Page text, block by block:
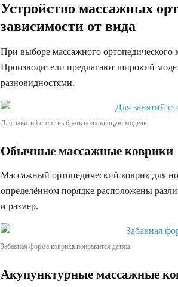
Устройство массажных
зависимости от вида
При выборе массажного ортопедического
Производители предлагают широкий
разновидностями.
Для занятий стоит выбрать подходящую модель
Обычные массажные коврики
Массажный ортопедический коврик для
определённом порядке расположены
и размер.
Забавная форма коврика понравится детям
Акупунктурные массажные